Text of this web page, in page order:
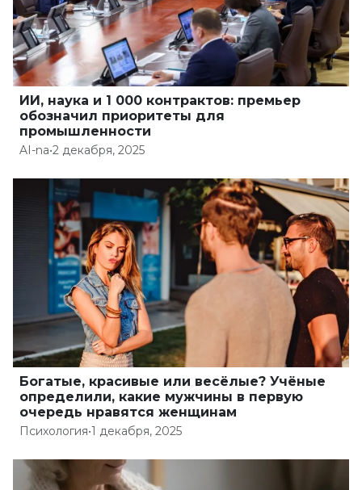
ИИ, наука и 1 000 контрактов: премьер
обозначил приоритеты для
промышленности
AI-na•2 декабря, 2025
Богатые, красивые или весёлые? Учёные
определили, какие мужчины в первую
очередь нравятся женщинам
Психология•1 декабря, 2025